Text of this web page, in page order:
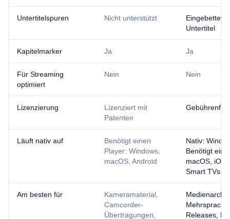
Untertitelspuren Nicht unterstützt
Eingebettete
Untertitel
Kapitelmarker Ja Ja
Für Streaming
optimiert
Nein Nein
Lizenzierung
Lizenziert mit
Patenten
Gebührenfrei
Läuft nativ auf
Benötigt einen
Player: Windows,
macOS, Android
Nativ:
Benötigt
macOS, iOS,
Smart TVs
Am besten für
Kameramaterial,
Camcorder-
Übertragungen,
Releases,